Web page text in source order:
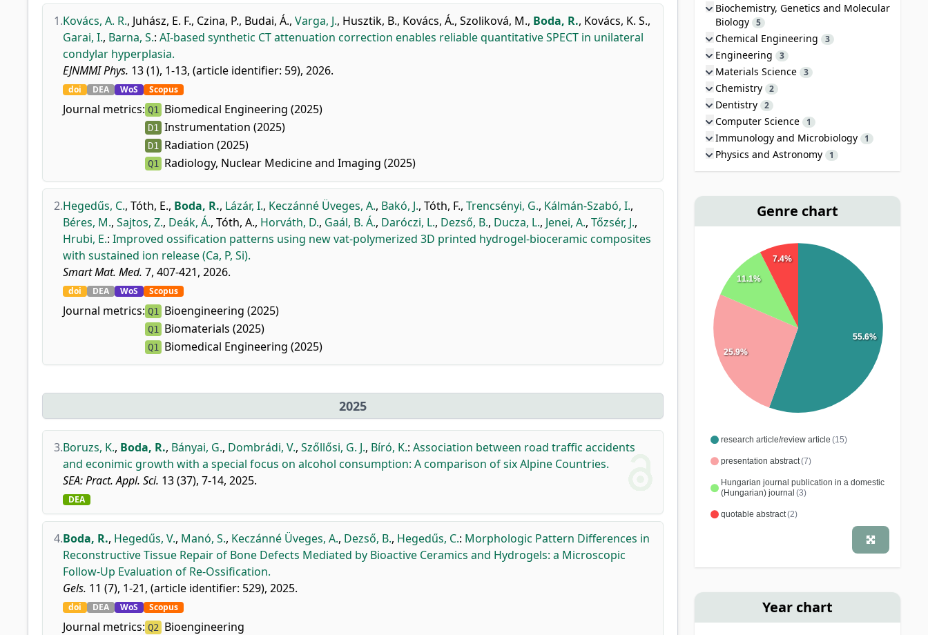
1.Kovács, A. R., Juhász, E. F., Czina, P., Budai, Á., Varga, J., Husztik, B., Kovács, Á., Szoliková, M., Boda, R., Kovács, K. S.,
Garai, I., Barna, S.: AI-based synthetic CT attenuation correction enables reliable quantitative SPECT in unilateral
condylar hyperplasia.
EJNMMI Phys. 13 (1), 1-13, (article identifier: 59), 2026.
doi DEA WoS Scopus
Journal metrics: Q1 Biomedical Engineering (2025)
D1 Instrumentation (2025)
D1 Radiation (2025)
Q1 Radiology, Nuclear Medicine and Imaging (2025)
2.Hegedűs, C., Tóth, E., Boda, R., Lázár, I., Keczánné Üveges, A., Bakó, J., Tóth, F., Trencsényi, G., Kálmán-Szabó, I.,
Béres, M., Sajtos, Z., Deák, Á., Tóth, A., Horváth, D., Gaál, B. Á., Daróczi, L., Dezső, B., Ducza, L., Jenei, A., Tőzsér, J.,
Hrubi, E.: Improved ossification patterns using new vat-polymerized 3D printed hydrogel-bioceramic composites
with sustained ion release (Ca, P, Si).
Smart Mat. Med. 7, 407-421, 2026.
doi DEA WoS Scopus
Journal metrics: Q1 Bioengineering (2025)
Q1 Biomaterials (2025)
Q1 Biomedical Engineering (2025)
2025
3.Boruzs, K., Boda, R., Bányai, G., Dombrádi, V., Szőllősi, G. J., Bíró, K.: Association between road traffic accidents
and econimic growth with a special focus on alcohol consumption: A comparison of six Alpine Countries.
SEA: Pract. Appl. Sci. 13 (37), 7-14, 2025.
DEA
4.Boda, R., Hegedűs, V., Manó, S., Keczánné Üveges, A., Dezső, B., Hegedűs, C.: Morphologic Pattern Differences in
Reconstructive Tissue Repair of Bone Defects Mediated by Bioactive Ceramics and Hydrogels: a Microscopic
Follow-Up Evaluation of Re-Ossification.
Gels. 11 (7), 1-21, (article identifier: 529), 2025.
doi DEA WoS Scopus
Journal metrics: Q2 Bioengineering
Biochemistry, Genetics and Molecular
Biology 5
Chemical Engineering 3
Engineering 3
Materials Science 3
Chemistry 2
Dentistry 2
Computer Science 1
Immunology and Microbiology 1
Physics and Astronomy 1
Genre chart
research article/review article (15)
presentation abstract(7)
Hungarian journal publication in a domestic
(Hungarian) journal (3)
quotable abstract(2)
55.6%
25.9%
11.1%
7.4%
Year chart